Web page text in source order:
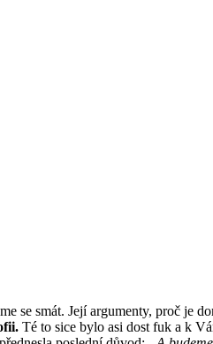
se smát. Její argumenty, proč je
Té to sice bylo asi dost fuk a k